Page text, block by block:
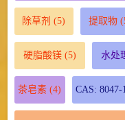
除草剂 (5) 提取物
硬脂酸镁(5) 水处
茶皂素 (4) CAS: 8047-